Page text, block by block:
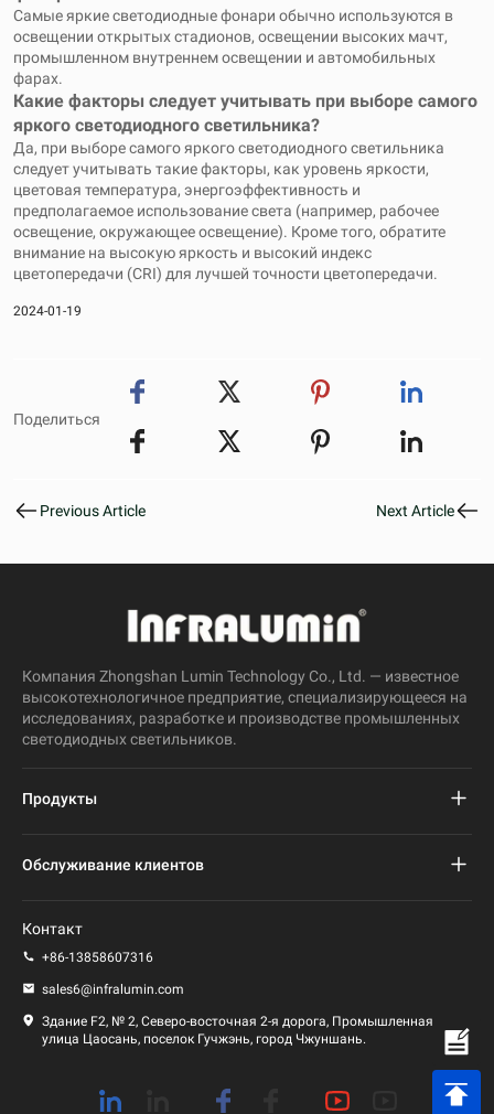
Самые яркие светодиодные фонари обычно используются в
освещении открытых стадионов, освещении высоких мачт,
промышленном внутреннем освещении и автомобильных
фарах.
Какие факторы следует учитывать при выборе самого
яркого светодиодного светильника?
Да, при выборе самого яркого светодиодного светильника
следует учитывать такие факторы, как уровень яркости,
цветовая температура, энергоэффективность и
предполагаемое использование света (например, рабочее
освещение, окружающее освещение). Кроме того, обратите
внимание на высокую яркость и высокий индекс
цветопередачи (CRI) для лучшей точности цветопередачи.
2024-01-19
Поделиться
Previous Article Next Article
Компания Zhongshan Lumin Technology Co., Ltd. — известное
высокотехнологичное предприятие, специализирующееся на
исследованиях, разработке и производстве промышленных
светодиодных светильников.
Продукты
Светодиодный фонарь
Обслуживание клиентов
политика конфиденциальности
Контакт
+86-13858607316
sales6@infralumin.com
Здание F2, № 2, Северо-восточная 2-я дорога, Промышленная
улица Цаосань, поселок Гучжэнь, город Чжуншань.